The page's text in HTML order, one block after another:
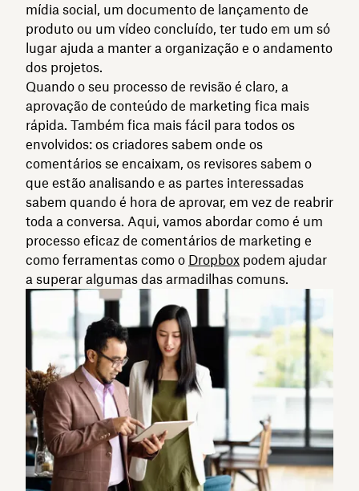
mídia social, um documento de lançamento de
produto ou um vídeo concluído, ter tudo em um só
lugar ajuda a manter a organização e o andamento
dos projetos.
Quando o seu processo de revisão é claro, a
aprovação de conteúdo de marketing fica mais
rápida. Também fica mais fácil para todos os
envolvidos: os criadores sabem onde os
comentários se encaixam, os revisores sabem o
que estão analisando e as partes interessadas
sabem quando é hora de aprovar, em vez de reabrir
toda a conversa. Aqui, vamos abordar como é um
processo eficaz de comentários de marketing e
como ferramentas como o Dropbox podem ajudar
a superar algumas das armadilhas comuns.